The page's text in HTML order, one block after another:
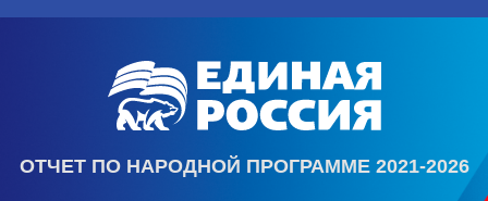
ОТЧЕТ ПО НАРОДНОЙ ПРОГРАММЕ 2021-2026